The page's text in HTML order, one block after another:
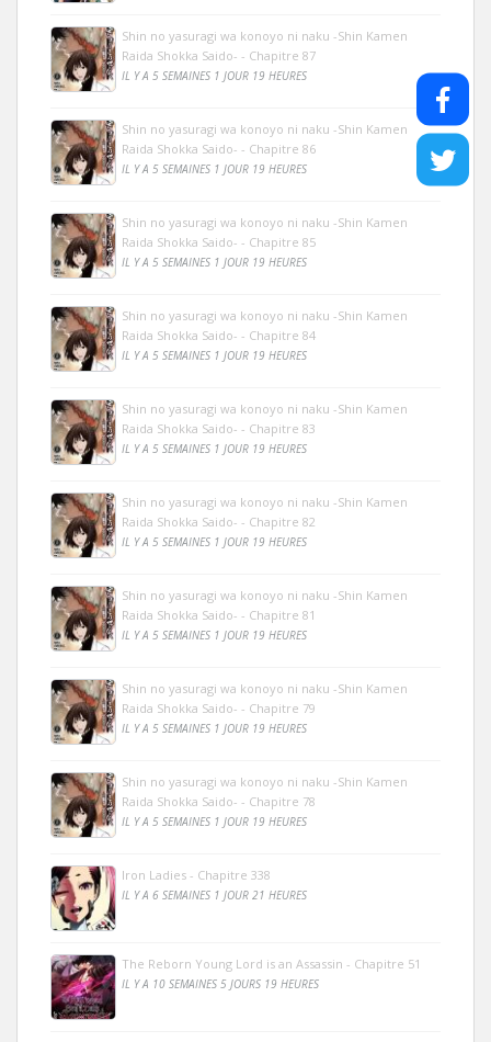
Shin no yasuragi wa konoyo ni naku -Shin Kamen
Raida Shokka Saido- - Chapitre 87
IL Y A 5 SEMAINES 1 JOUR 19 HEURES
Shin no yasuragi wa konoyo ni naku -Shin Kamen
Raida Shokka Saido- - Chapitre 86
IL Y A 5 SEMAINES 1 JOUR 19 HEURES
Shin no yasuragi wa konoyo ni naku -Shin Kamen
Raida Shokka Saido- - Chapitre 85
IL Y A 5 SEMAINES 1 JOUR 19 HEURES
Shin no yasuragi wa konoyo ni naku -Shin Kamen
Raida Shokka Saido- - Chapitre 84
IL Y A 5 SEMAINES 1 JOUR 19 HEURES
Shin no yasuragi wa konoyo ni naku -Shin Kamen
Raida Shokka Saido- - Chapitre 83
IL Y A 5 SEMAINES 1 JOUR 19 HEURES
Shin no yasuragi wa konoyo ni naku -Shin Kamen
Raida Shokka Saido- - Chapitre 82
IL Y A 5 SEMAINES 1 JOUR 19 HEURES
Shin no yasuragi wa konoyo ni naku -Shin Kamen
Raida Shokka Saido- - Chapitre 81
IL Y A 5 SEMAINES 1 JOUR 19 HEURES
Shin no yasuragi wa konoyo ni naku -Shin Kamen
Raida Shokka Saido- - Chapitre 79
IL Y A 5 SEMAINES 1 JOUR 19 HEURES
Shin no yasuragi wa konoyo ni naku -Shin Kamen
Raida Shokka Saido- - Chapitre 78
IL Y A 5 SEMAINES 1 JOUR 19 HEURES
Iron Ladies - Chapitre 338
IL Y A 6 SEMAINES 1 JOUR 21 HEURES
The Reborn Young Lord is an Assassin - Chapitre 51
IL Y A 10 SEMAINES 5 JOURS 19 HEURES